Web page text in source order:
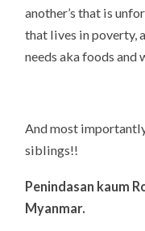
another’s that is
that lives in poverty,
needs aka foods
And most
siblings!!
Penindasan kaum
Myanmar.